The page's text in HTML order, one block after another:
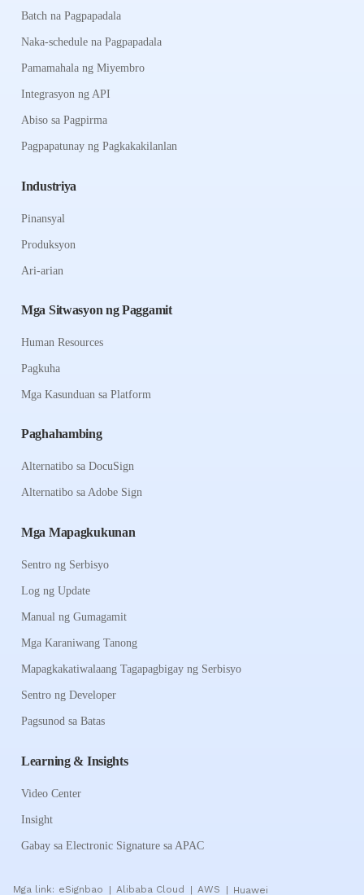
Batch na Pagpapadala
Naka-schedule na Pagpapadala
Pamamahala ng Miyembro
Integrasyon ng API
Abiso sa Pagpirma
Pagpapatunay ng Pagkakakilanlan
Industriya
Pinansyal
Produksyon
Ari-arian
Mga Sitwasyon ng Paggamit
Human Resources
Pagkuha
Mga Kasunduan sa Platform
Paghahambing
Alternatibo sa DocuSign
Alternatibo sa Adobe Sign
Mga Mapagkukunan
Sentro ng Serbisyo
Log ng Update
Manual ng Gumagamit
Mga Karaniwang Tanong
Mapagkakatiwalaang Tagapagbigay ng Serbisyo
Sentro ng Developer
Pagsunod sa Batas
Learning & Insights
Video Center
Insight
Gabay sa Electronic Signature sa APAC
Mga link: eSignbao Alibaba Cloud AWS Huawei